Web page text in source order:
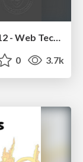
Future Trends and Review - Lecture 12 - Web Technologies (1019888BNR)
0 3.7k